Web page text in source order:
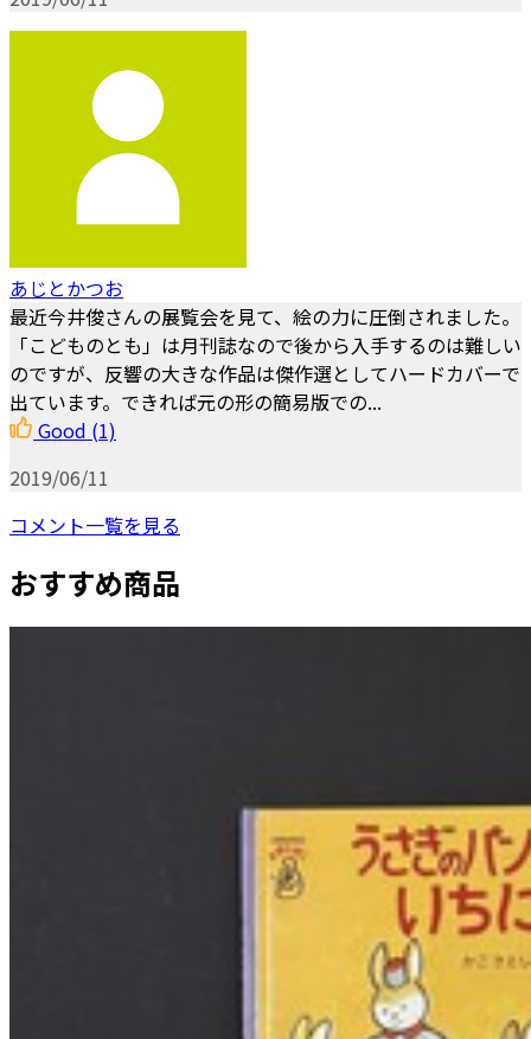
あじとかつお
最近今井俊さんの展覧会を見て、絵の力に圧倒されました。
「こどものとも」は月刊誌なので後から入手するのは難しい
のですが、反響の大きな作品は傑作選としてハードカバーで
出ています。できれば元の形の簡易版での...
Good (1)
2019/06/11
コメント一覧を見る
おすすめ商品